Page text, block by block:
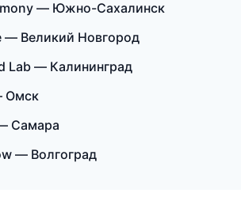
— Южно-Сахалинск
— Великий Новгород
Lab — Калининград
Омск
Самара
— Волгоград